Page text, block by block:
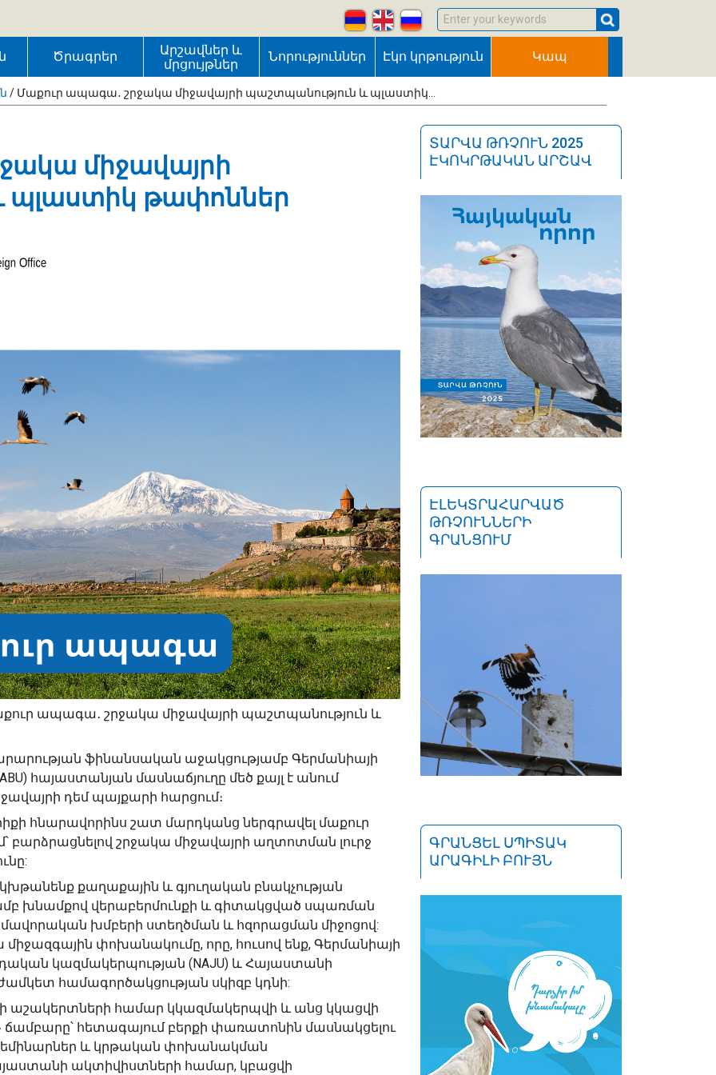
Enter your keywords
Ծրագրեր
Արշավներ և
մրցույթներ
Նորություններ Էկո կրթություն Կապ
/ Մաքուր ապագա․ շրջակա միջավայրի պաշտպանություն և պլաստիկ...
միջավայրի
պլաստիկ թափոններ
ապագա․ շրջակա միջավայրի պաշտպանություն և
ֆինանսական աջակցությամբ Գերմանիայի
հայաստանյան մասնաճյուղը մեծ քայլ է անում
դեմ պայքարի հարցում։
հնարավորինս շատ մարդկանց ներգրավել մաքուր
բարձրացնելով շրջակա միջավայրի աղտոտման լուրջ
քաղաքային և գյուղական բնակչության
խնամքով վերաբերմունքի և գիտակցված սպառման
խմբերի ստեղծման և հզորացման միջոցով:
փոխանակումը, որը, հուսով ենք, Գերմանիայի
կազմակերպության (NAJU) և Հայաստանի
համագործակցության սկիզբ կդնի:
աշակերտների համար կկազմակերպվի և անց կկացվի
հետագայում բերքի փառատոնին մասնակցելու
և կրթական փոխանակման
ակտիվիստների համար, կբացվի
ՏԱՐՎԱ ԹՌՉՈՒՆ 2025
ԷԿՈԿՐԹԱԿԱՆ ԱՐՇԱՎ
ԷԼԵԿՏՐԱՀԱՐՎԱԾ
ԹՌՉՈՒՆՆԵՐԻ
ԳՐԱՆՑՈՒՄ
ԳՐԱՆՑԵԼ ՍՊԻՏԱԿ
ԱՐԱԳԻԼԻ ԲՈՒՅՆ